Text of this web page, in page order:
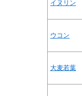
イヌリン
ウコン
大麦若葉